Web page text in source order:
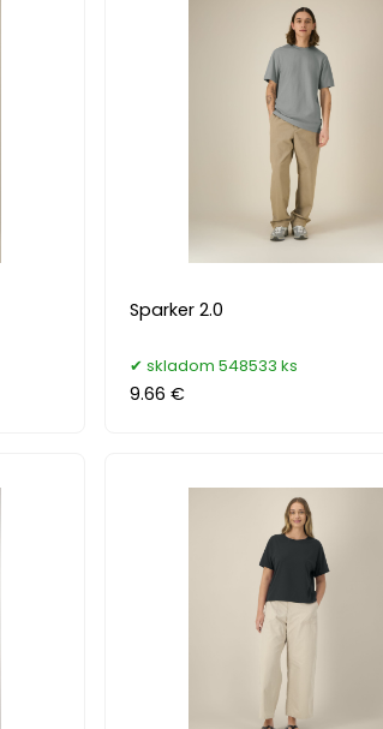
Sparker 2.0
skladom 548533 ks
9.66 €